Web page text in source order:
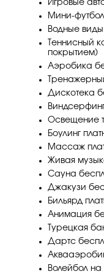
Игровые
Мини-
Водные
Теннисный
покрытием)
Аэробика
Дискотека
Освещение
Боулинг
Массаж
Живая
Сауна
Джакузи
Бильярд
Анимация
Турецкая
Дартс
Волейбол